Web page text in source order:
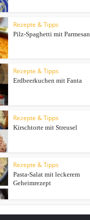
Rezepte & Tipps
Pilz-Spaghetti mit Parmesan
Rezepte & Tipps
Erdbeerkuchen mit Fanta
Rezepte & Tipps
Kirschtorte mit Streusel
Rezepte & Tipps
Pasta-Salat mit leckerem
Geheimrezept